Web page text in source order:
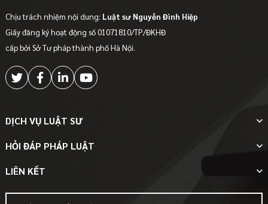
Chịu trách nhiệm nội dung: Luật sư Nguyễn Đình Hiệp
Giấy đăng ký hoạt động số 01071810/TP/ĐKHĐ
cấp bởi Sở Tư pháp thành phố Hà Nội.
DỊCH VỤ LUẬT SƯ
HỎI ĐÁP PHÁP LUẬT
LIÊN KẾT